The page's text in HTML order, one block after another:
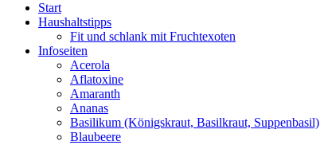
Start
Haushaltstipps
Fit und schlank mit Fruchtexoten
Infoseiten
Acerola
Aflatoxine
Amaranth
Ananas
Basilikum (Königskraut, Basilkraut, Suppenbasil)
Blaubeere